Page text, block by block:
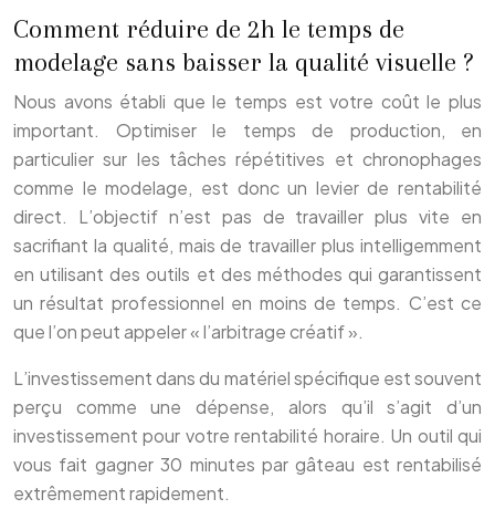
Comment réduire de 2h le temps de
modelage sans baisser la qualité visuelle ?
Nous avons établi que le temps est votre coût le plus
important. Optimiser le temps de production, en
particulier sur les tâches répétitives et chronophages
comme le modelage, est donc un levier de rentabilité
direct. L’objectif n’est pas de travailler plus vite en
sacrifiant la qualité, mais de travailler plus intelligemment
en utilisant des outils et des méthodes qui garantissent
un résultat professionnel en moins de temps. C’est ce
que l’on peut appeler « l’arbitrage créatif ».
L’investissement dans du matériel spécifique est souvent
perçu comme une dépense, alors qu’il s’agit d’un
investissement pour votre rentabilité horaire. Un outil qui
vous fait gagner 30 minutes par gâteau est rentabilisé
extrêmement rapidement.